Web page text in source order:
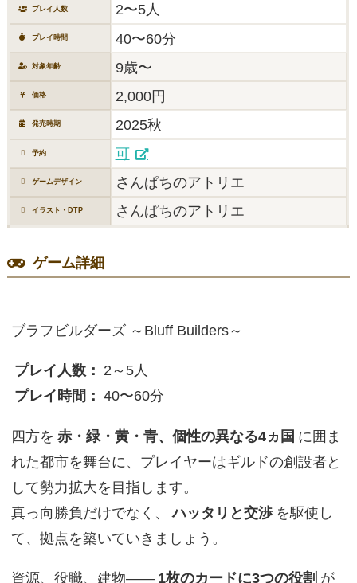
プレイ人数 2〜5人
プレイ時間 40〜60分
対象年齢 9歳〜
価格 2,000円
発売時期 2025秋
予約 可
ゲームデザイン さんぱちのアトリエ
イラスト・DTP さんぱちのアトリエ
ゲーム詳細
ブラフビルダーズ ～Bluff Builders～
プレイ人数： 2～5人
プレイ時間： 40〜60分
四方を 赤・緑・黄・青、個性の異なる4ヵ国 に囲ま
れた都市を舞台に、プレイヤーはギルドの創設者と
して勢力拡大を目指します。
真っ向勝負だけでなく、
ハッタリと交渉 を駆使し
て、拠点を築いていきましょう。
資源、役職、建物—— 1枚のカードに3つの役割 が